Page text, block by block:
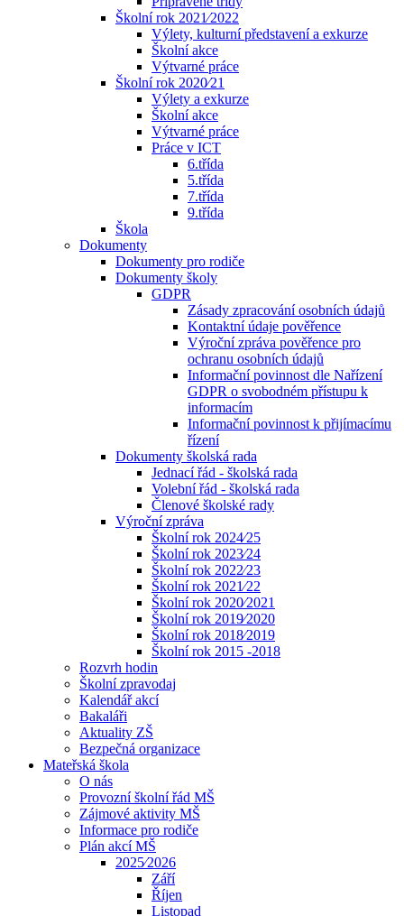
Školní rok 2021⁄2022
Výlety, kulturní představení a exkurze
Školní akce
Výtvarné práce
Školní rok 2020⁄21
Výlety a exkurze
Školní akce
Výtvarné práce
Práce v ICT
6.třída
5.třída
7.třída
9.třída
Škola
Dokumenty
Dokumenty pro rodiče
Dokumenty školy
GDPR
Zásady zpracování osobních údajů
Kontaktní údaje pověřence
Výroční zpráva pověřence pro
ochranu osobních údajů
Informační povinnost dle Nařízení
GDPR o svobodném přístupu k
informacím
Informační povinnost k přijímacímu
řízení
Dokumenty školská rada
Jednací řád - školská rada
Volební řád - školská rada
Členové školské rady
Výroční zpráva
Školní rok 2024⁄25
Školní rok 2023⁄24
Školní rok 2022⁄23
Školní rok 2021⁄22
Školní rok 2020⁄2021
Školní rok 2019⁄2020
Školní rok 2018⁄2019
Školní rok 2015 -2018
Rozvrh hodin
Školní zpravodaj
Kalendář akcí
Bakaláři
Aktuality ZŠ
Bezpečná organizace
Mateřská škola
O nás
Provozní školní řád MŠ
Zájmové aktivity MŠ
Informace pro rodiče
Plán akcí MŠ
2025⁄2026
Září
Říjen
Listopad